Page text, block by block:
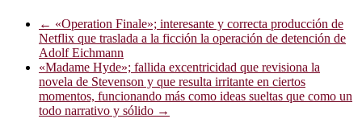
← «Operation Finale»; interesante y correcta producción de
Netflix que traslada a la ficción la operación de detención de
Adolf Eichmann
«Madame Hyde»; fallida excentricidad que revisiona la
novela de Stevenson y que resulta irritante en ciertos
momentos, funcionando más como ideas sueltas que como un
todo narrativo y sólido →